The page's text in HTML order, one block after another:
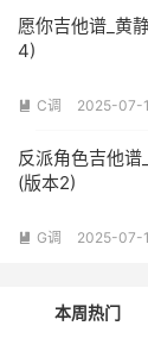
愿你吉他谱_黄
4)
 C调 2025-07-
反派角色吉他谱
(版本2)
 G调 2025-07-
本周热门